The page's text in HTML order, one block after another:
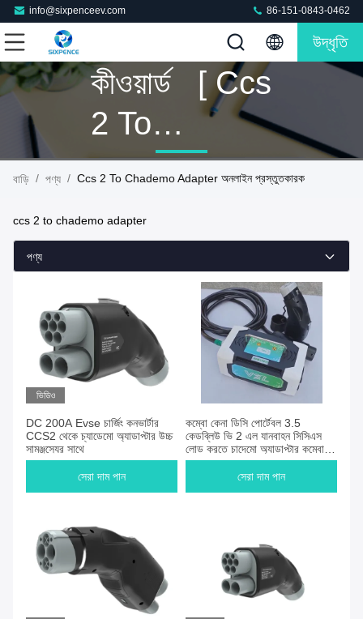
info@sixpenceev.com 86-151-0843-0462
উদ্ধৃতি
কীওয়ার্ড [ Ccs
2 To
Chademo
ম্যাচ 67 পণ্য
বাড়ি / পণ্য / Ccs 2 To Chademo Adapter অনলাইন প্রস্তুতকারক
ccs 2 to chademo adapter
পণ্য
ভিডিও
DC 200A Evse চার্জিং কনভার্টার
CCS2 থেকে চ্যাডেমো অ্যাডাপ্টার উচ্চ
সামঞ্জস্যের সাথে
সেরা দাম পান
কম্বো কেনা ডিসি পোর্টেবল 3.5
কেডব্লিউ ভি 2 এল যানবাহন সিসিএস
লোড করতে চাদেমো অ্যাডাপ্টার কম্বো 2
থেকে চাদেমোতে পাতার জন্য লোড করতে
সেরা দাম পান